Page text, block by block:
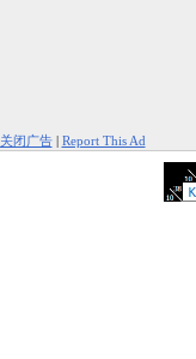
关闭广告| Report This Ad